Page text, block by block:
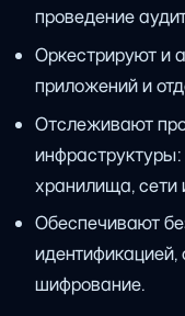
проведение
Оркестрируют и
приложений и
Отслеживают
хранилища, сети
Обеспечивают
шифрование.